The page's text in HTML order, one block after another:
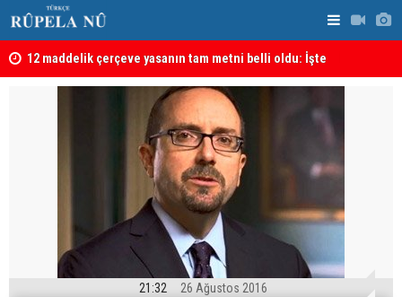
12 maddelik çerçeve yasanın tam metni belli oldu: İşte
tam metin!
21:32 26 Ağustos 2016